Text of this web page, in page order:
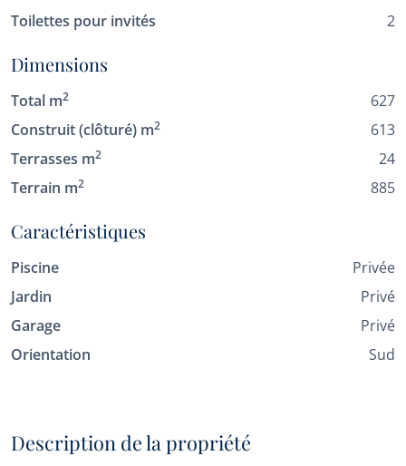
Toilettes pour invités
2
Dimensions
Total m2
627
Construit (clôturé) m2
613
Terrasses m2
24
Terrain m2 885
Caractéristiques
Piscine
Privée
Jardin
Privé
Garage
Privé
Orientation
Sud
Description de la propriété